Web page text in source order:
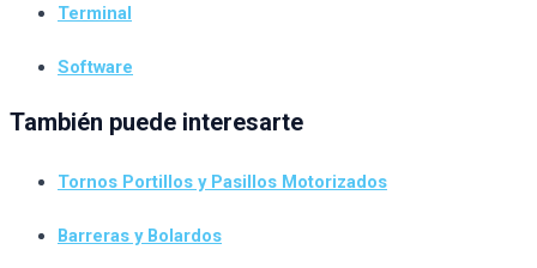
Terminal
Software
También puede interesarte
Tornos Portillos y Pasillos Motorizados
Barreras y Bolardos